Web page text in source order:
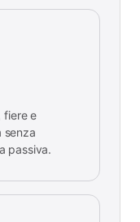
fiere e
senza
passiva.